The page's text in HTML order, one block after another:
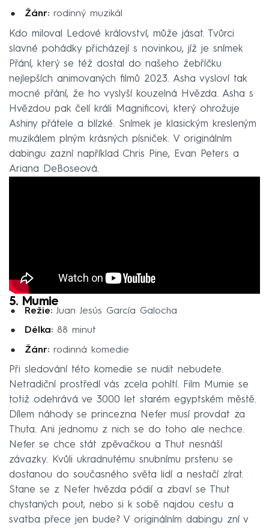
Žánr:rodinný muzikál
Kdo miloval Ledové království, může jásat. Tvůrci
slavné pohádky přicházejí s novinkou, jíž je snímek
Přání, který se též dostal do našeho žebříčku
nejlepších animovaných filmů 2023. Asha vysloví tak
mocné přání, že ho vyslyší kouzelná Hvězda. Asha s
Hvězdou pak čelí králi Magnificovi, který ohrožuje
Ashiny přátele a blízké. Snímek je klasickým kresleným
muzikálem plným krásných písniček. V originálním
dabingu zazní například Chris Pine, Evan Peters a
Ariana DeBoseová.
5. Mumie
Režie:Juan Jesús García Galocha
Délka:88 minut
Žánr:rodinná komedie
Při sledování této komedie se nudit nebudete.
Netradiční prostředí vás zcela pohltí. Film Mumie se
totiž odehrává ve 3000 let starém egyptském městě.
Dílem náhody se princezna Nefer musí provdat za
Thuta. Ani jednomu z nich se do toho ale nechce.
Nefer se chce stát zpěvačkou a Thut nesnáší
závazky. Kvůli ukradnutému snubnímu prstenu se
dostanou do současného světa lidí a nestačí zírat.
Stane se z Nefer hvězda pódií a zbaví se Thut
chystaných pout, nebo si k sobě najdou cestu a
svatba přece jen bude? V originálním dabingu zní v